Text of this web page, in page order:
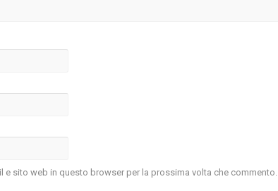
e sito web in questo browser per la prossima volta che commento.